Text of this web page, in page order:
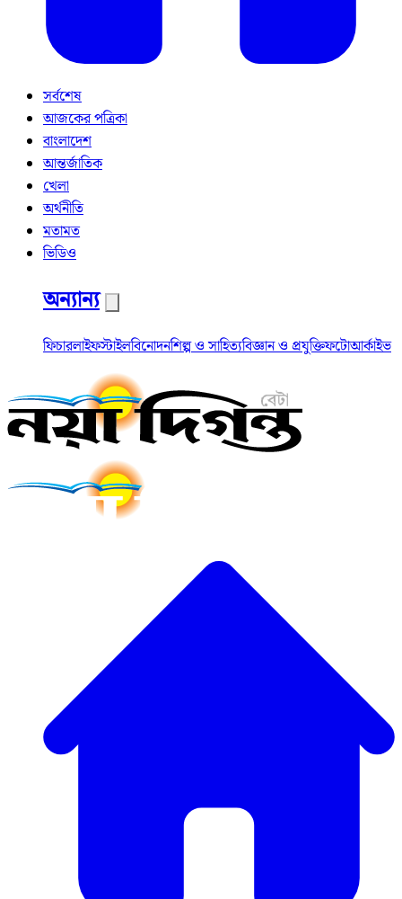
সর্বশেষ
আজকের পত্রিকা
বাংলাদেশ
আন্তর্জাতিক
খেলা
অর্থনীতি
মতামত
ভিডিও
অন্যান্য
ফিচারলাইফস্টাইলবিনোদনশিল্প ও সাহিত্যবিজ্ঞান ও প্রযুক্তিফটোআর্কাইভ